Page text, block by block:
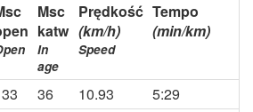
Msc
katw
In
age
Prędkość
(km/h)
Speed
Tempo
(min/km)
36 10.93
5:29